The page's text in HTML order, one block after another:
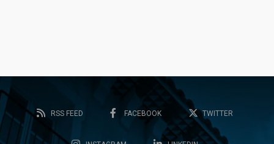
RSS FEED FACEBOOK TWITTER